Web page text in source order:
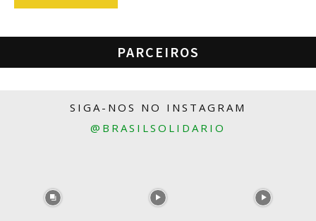
PARCEIROS
SIGA-NOS NO INSTAGRAM
@BRASILSOLIDARIO